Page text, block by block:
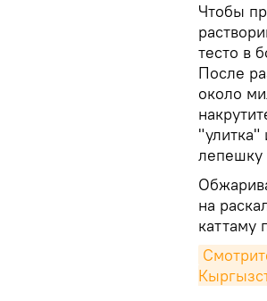
Чтобы
тесто в
После
около
"улитка"
лепешку
на
каттаму